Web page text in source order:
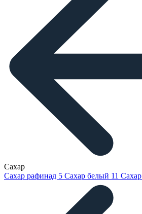
Сахар
Сахар рафинад 5 Сахар белый 11